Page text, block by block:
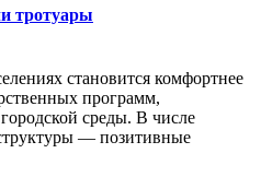
тротуары
становится комфортнее
программ,
среды. В числе
— позитивные